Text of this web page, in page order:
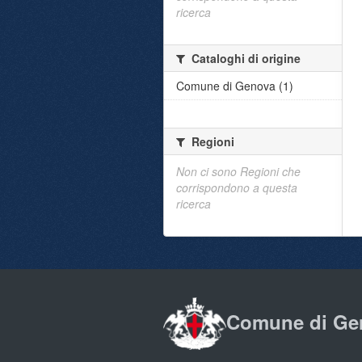
ricerca
Cataloghi di origine
Comune di Genova (1)
Regioni
Non ci sono Regioni che
corrispondono a questa
ricerca
Comune di